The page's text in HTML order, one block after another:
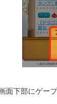
面下部にゲ